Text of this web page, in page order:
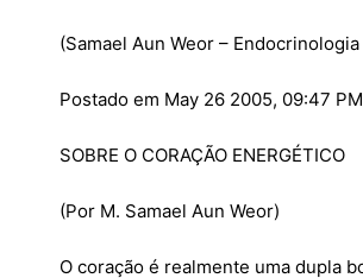
(Samael Aun Weor –
Postado em May 26 2005, 09:47 PM
SOBRE O CORAÇÃO ENERGÉTICO
(Por M. Samael Aun Weor)
O coração é realmente uma dupla